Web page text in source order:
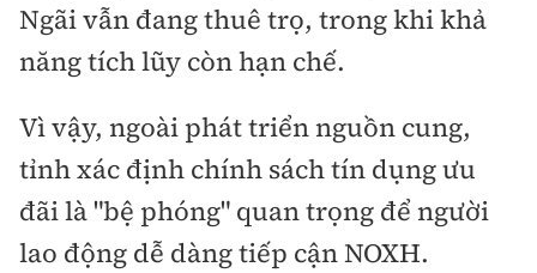
Ngãi vẫn đang thuê trọ, trong khi khả
năng tích lũy còn hạn chế.
Vì vậy, ngoài phát triển nguồn cung,
tỉnh xác định chính sách tín dụng ưu
đãi là "bệ phóng" quan trọng để người
lao động dễ dàng tiếp cận NOXH.